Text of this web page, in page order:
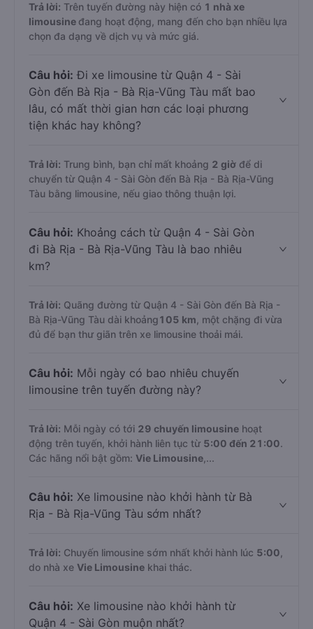
Trả lời: Trên tuyến đường này hiện có 1 nhà xe
limousine đang hoạt động, mang đến cho bạn nhiều lựa
chọn đa dạng về dịch vụ và mức giá.
Câu hỏi: Đi xe limousine từ Quận 4 - Sài
Gòn đến Bà Rịa - Bà Rịa-Vũng Tàu mất bao
lâu, có mất thời gian hơn các loại phương
tiện khác hay không?
Trả lời: Trung bình, bạn chỉ mất khoảng 2 giờ để di
chuyển từ Quận 4 - Sài Gòn đến Bà Rịa - Bà Rịa-Vũng
Tàu bằng limousine, nếu giao thông thuận lợi.
Câu hỏi: Khoảng cách từ Quận 4 - Sài Gòn
đi Bà Rịa - Bà Rịa-Vũng Tàu là bao nhiêu
km?
Trả lời: Quãng đường từ Quận 4 - Sài Gòn đến Bà Rịa -
Bà Rịa-Vũng Tàu dài khoảng105 km , một chặng đi vừa
đủ để bạn thư giãn trên xe limousine thoải mái.
Câu hỏi: Mỗi ngày có bao nhiêu chuyến
limousine trên tuyến đường này?
Trả lời: Mỗi ngày có tới 29 chuyến limousine hoạt
động trên tuyến, khởi hành liên tục từ 5:00 đến 21:00.
Các hãng nổi bật gồm: Vie Limousine ,...
Câu hỏi: Xe limousine nào khởi hành từ Bà
Rịa - Bà Rịa-Vũng Tàu sớm nhất?
Trả lời: Chuyến limousine sớm nhất khởi hành lúc 5:00
do nhà xe Vie Limousine khai thác.
Câu hỏi: Xe limousine nào khởi hành từ
Quận 4 - Sài Gòn muộn nhất?